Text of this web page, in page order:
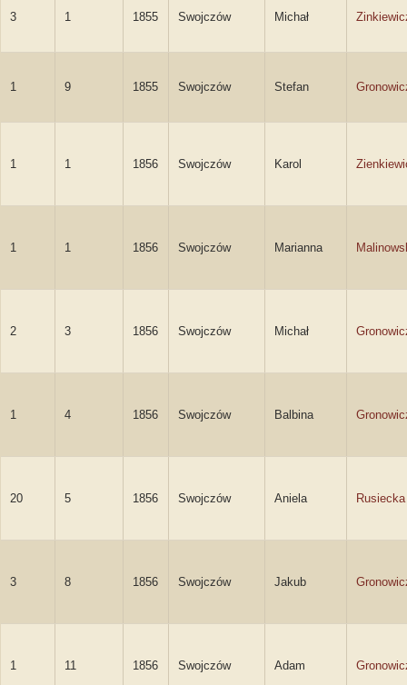
3 1 1855 Swojczów Michał
1 9 1855 Swojczów Stefan
1 1 1856 Swojczów Karol
1 1 1856 Swojczów Marianna
2 3 1856 Swojczów Michał
1 4 1856 Swojczów Balbina
20 5 1856 Swojczów Aniela Rusiecka
3 8 1856 Swojczów Jakub
1 11 1856 Swojczów Adam